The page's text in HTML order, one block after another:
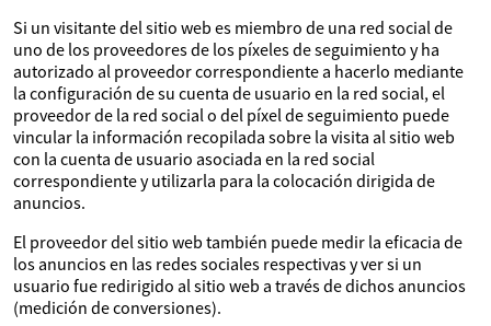
Si un visitante del sitio web es miembro de una red social de
uno de los proveedores de los píxeles de seguimiento y ha
autorizado al proveedor correspondiente a hacerlo mediante
la configuración de su cuenta de usuario en la red social, el
proveedor de la red social o del píxel de seguimiento puede
vincular la información recopilada sobre la visita al sitio web
con la cuenta de usuario asociada en la red social
correspondiente y utilizarla para la colocación dirigida de
anuncios.
El proveedor del sitio web también puede medir la eficacia de
los anuncios en las redes sociales respectivas y ver si un
usuario fue redirigido al sitio web a través de dichos anuncios
(medición de conversiones).